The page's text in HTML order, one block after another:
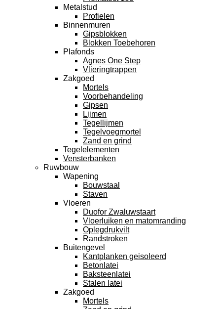
Metalstud
Profielen
Binnenmuren
Gipsblokken
Blokken Toebehoren
Plafonds
Agnes One Step
Vlieringtrappen
Zakgoed
Mortels
Voorbehandeling
Gipsen
Lijmen
Tegellijmen
Tegelvoegmortel
Zand en grind
Tegelelementen
Vensterbanken
Ruwbouw
Wapening
Bouwstaal
Staven
Vloeren
Duofor Zwaluwstaart
Vloerluiken en matomranding
Oplegdrukvilt
Randstroken
Buitengevel
Kantplanken geisoleerd
Betonlatei
Baksteenlatei
Stalen latei
Zakgoed
Mortels